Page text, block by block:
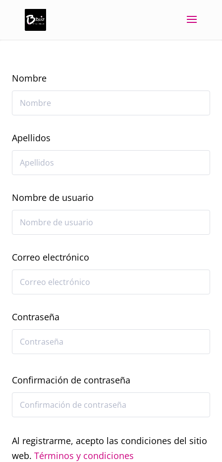
Nombre
Apellidos
Nombre de usuario
Correo electrónico
Contraseña
Confirmación de contraseña
Al registrarme, acepto las condiciones del sitio
web. Términos y condiciones